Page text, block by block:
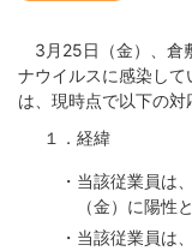
3月25日（金）、倉
ナウイルスに感染し
は、現時点で以下の対
１．経緯
・当該従業員は
（金）に陽性
・当該従業員は